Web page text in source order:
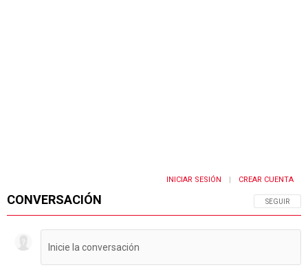
CONVERSACIÓN SIGA ESTA
SEGUIR
INICIAR SESIÓN CREAR CUENTA